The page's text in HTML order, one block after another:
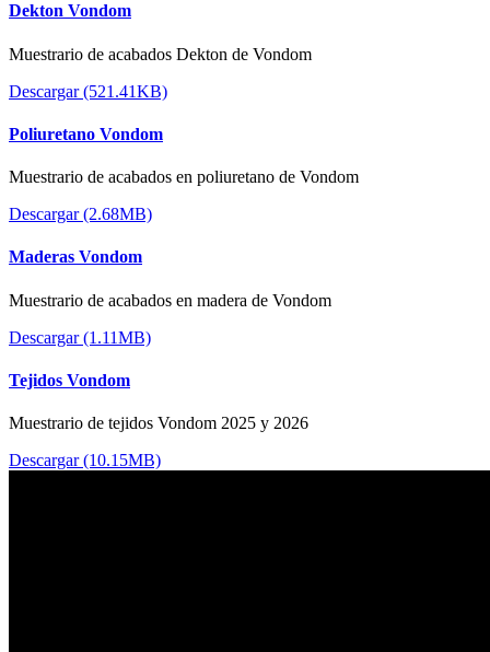
Dekton Vondom
Muestrario de acabados Dekton de Vondom
Descargar (521.41KB)
Poliuretano Vondom
Muestrario de acabados en poliuretano de Vondom
Descargar (2.68MB)
Maderas Vondom
Muestrario de acabados en madera de Vondom
Descargar (1.11MB)
Tejidos Vondom
Muestrario de tejidos Vondom 2025 y 2026
Descargar (10.15MB)